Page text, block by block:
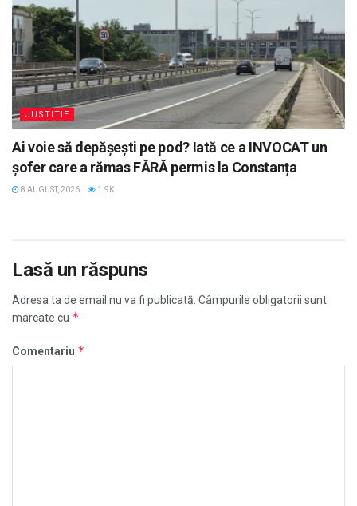
JUSTITIE
Ai voie să depășești pe pod? Iată ce a INVOCAT un
șofer care a rămas FĂRĂ permis la Constanța
8 AUGUST, 2026 1.9K
Lasă un răspuns
Adresa ta de email nu va fi publicată. Câmpurile obligatorii sunt
marcate cu *
Comentariu *